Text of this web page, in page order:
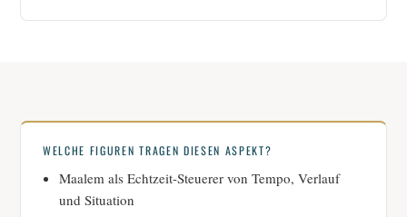
WELCHE FIGUREN TRAGEN DIESEN ASPEKT?
Maalem als Echtzeit-Steuerer von Tempo, Verlauf
und Situation